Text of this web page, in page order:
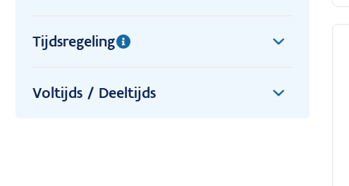
Tijdsregeling
Voltijds / Deeltijds